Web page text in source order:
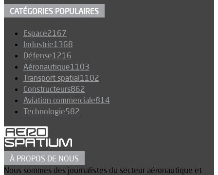
CATÉGORIES POPULAIRES
Espace2167
Industrie1368
Défense1216
Aéronautique1103
Transport spatial1102
Constructeurs862
Aviation commerciale814
Technologie582
À PROPOS DE NOUS
Nous sommes des journalistes du secteur aéronautique et